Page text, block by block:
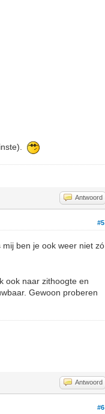
Antwoord
#5
ben je ook weer niet zó
ook naar zithoogte en
Gewoon proberen
Antwoord
#6